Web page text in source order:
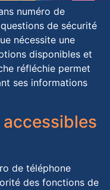
numéro de
de sécurité
nécessite une
disponibles et
réfléchie permet
ses informations
de téléphone
des fonctions de